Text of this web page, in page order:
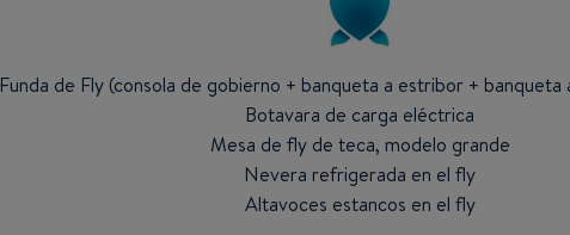
Funda de Fly (consola de gobierno + banqueta a estribor + banqueta
Botavara de carga eléctrica
Mesa de fly de teca, modelo grande
Nevera refrigerada en el fly
Altavoces estancos en el fly